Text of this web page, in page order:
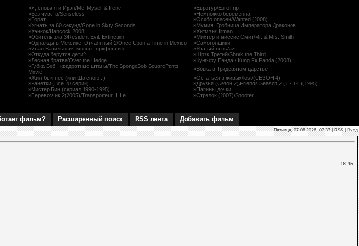
»Я, снова я и Ирэн/Me, Myself & Irene
»Евротур/EuroTrip
»Без чувств/Senseless
»Немножко беременна
»Борат
»Особо опасен/Wanted (2008)
»Угнать за 60 секунд/Gone in Sixty Seconds
»Мумия: Гробница Императора Драконов
»Хэнкок/Hancock 2008
»Хитмэн/Hitman
»Обитель зла 3/Resident Evil: Extinction
»Мистер и миссис Смит/Mr. & Mrs. Smith
»Однажды в Мексике: Отчаянный 2/Once Upon a Time in Mexico
»Самогонщики
»Иван Васильевич меняет профессию
»Усатый нянь/a>
»Откуда берутся дети?
»Шрэк Третий/Shrek the Third
»Лесная братва/Over the Hedge
»Кунг-фу Панда / Kung Fu Panda (2008)
»Губка Боб - квадратные штаны/The SpongeBob SquarePants
Movie
»Вовка в Тридевятом царстве
»Жил-был пес (или Ща спою...)
»Остаться в живых/lost/(СЕЗОН 4)
»Ранетки (Все 20 серий)
»Друзья (Сезон 2)\Friends Season 2 (1 - 14 )(1995)
»Мистер Бин (сериал 1990-1995)
»Папины дочки
»Перевозчик 2(2005)/Transporteur II, Le
»Стрелок (2007)/Shooter
фильм? Расширенный поиск RSS лента Добавить фильм
Пятница, 07.08.2026, 02:37 | RSS|Вход
18:45